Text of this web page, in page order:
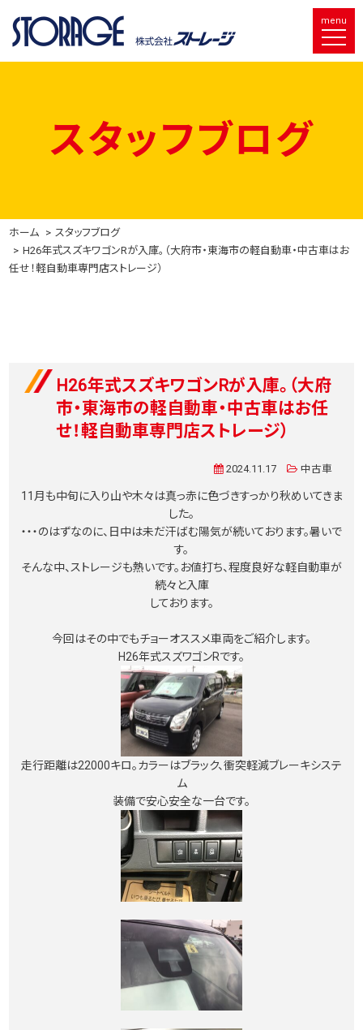
menu
スタッフブログ
ホーム
スタッフブログ
H26年式スズキワゴンRが入庫。（大府市・東海市の軽自動車・中古車はお
任せ！軽自動車専門店ストレージ）
H26年式スズキワゴンRが入庫。（大府
市・東海市の軽自動車・中古車はお任
せ！軽自動車専門店ストレージ）
2024.11.17 中古車
11月も中旬に入り山や木々は真っ赤に色づきすっかり秋めいてきま
した。
・・・のはずなのに、日中は未だ汗ばむ陽気が続いております。暑いで
す。
そんな中、ストレージも熱いです。お値打ち、程度良好な軽自動車が
続々と入庫
しております。
今回はその中でもチョーオススメ車両をご紹介します。
H26年式スズワゴンRです。
走行距離は22000キロ。カラーはブラック、衝突軽減ブレーキシステ
ム
装備で安心安全な一台です。